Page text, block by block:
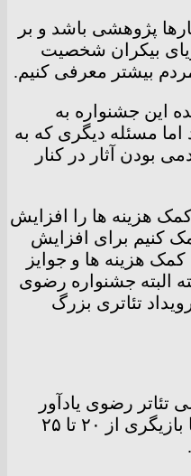
پژوهشی باشد و بر
بیکران شخصیت
بیشتر معرفی کنیم.
این جشنواره به
مسئله دیگری که به
بودن آثار در کنار
هزینه ها را افزایش
کنیم برای افزایش
هزینه ها و جوایز
البته جشنواره رضوی
تئاتری بزرگ
تئاتر رضوی یادآور
شد: به نفر اول کارگردانی یا بازیگری از ۲۰ تا ۲۵